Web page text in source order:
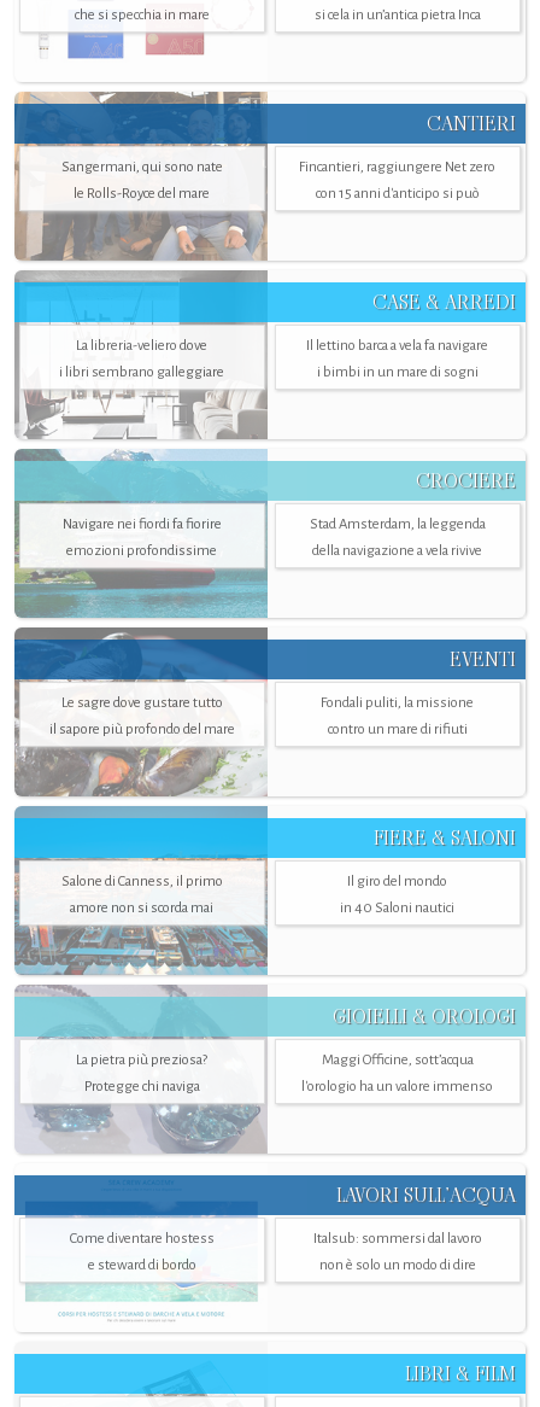
che si specchia in mare si cela in un’antica pietra Inca
CANTIERI
Sangermani, qui sono nate
le Rolls-Royce del mare
Fincantieri, raggiungere Net zero
con 15 anni d'anticipo si può
CASE & ARREDI
La libreria-veliero dove
i libri sembrano galleggiare
Il lettino barca a vela fa navigare
i bimbi in un mare di sogni
CROCIERE
Navigare nei fiordi fa fiorire
emozioni profondissime
Stad Amsterdam, la leggenda
della navigazione a vela rivive
EVENTI
Le sagre dove gustare tutto
il sapore più profondo del mare
Fondali puliti, la missione
contro un mare di rifiuti
FIERE & SALONI
Salone di Canness, il primo
amore non si scorda mai
Il giro del mondo
in 40 Saloni nautici
GIOIELLI & OROLOGI
La pietra più preziosa?
Protegge chi naviga
Maggi Officine, sott’acqua
l'orologio ha un valore immenso
LAVORI SULL’ACQUA
Come diventare hostess
e steward di bordo
Italsub: sommersi dal lavoro
non è solo un modo di dire
LIBRI & FILM